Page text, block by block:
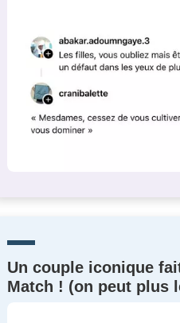
Un couple iconique
Match ! (on peut plus